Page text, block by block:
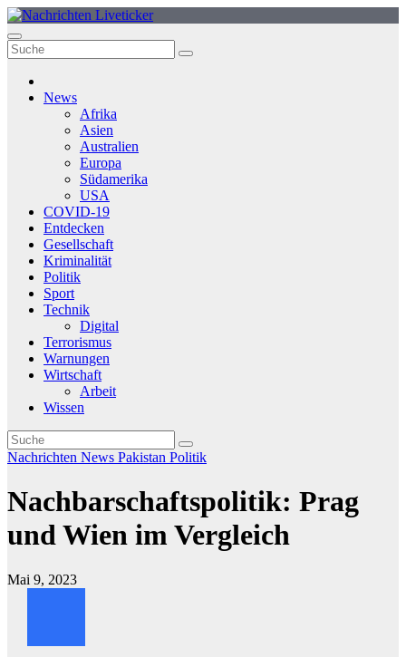
Zum
Inhalt
springen
News
Afrika
Asien
Australien
Europa
Südamerika
USA
COVID-19
Entdecken
Gesellschaft
Kriminalität
Politik
Sport
Technik
Digital
Terrorismus
Warnungen
Wirtschaft
Arbeit
Wissen
Nachrichten News Pakistan Politik
Nachbarschaftspolitik: Prag
und Wien im Vergleich
Mai 9, 2023